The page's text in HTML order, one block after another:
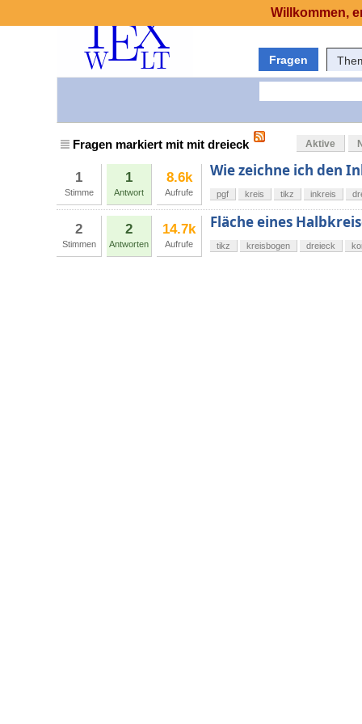
Fragen
Fragen markiert mit mit dreieck Aktive
1
Stimme
1
Antwort
8.6k
Aufrufe
Wie zeichne ich den
pgf kreis tikz inkreis
2
Stimmen
2
Antworten
14.7k
Aufrufe
Fläche eines
tikz kreisbogen dreieck
Willkommen,